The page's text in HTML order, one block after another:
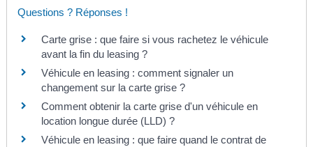
Questions ? Réponses !
Carte grise : que faire si vous rachetez le véhicule
avant la fin du leasing ?
Véhicule en leasing : comment signaler un
changement sur la carte grise ?
Comment obtenir la carte grise d'un véhicule en
location longue durée (LLD) ?
Véhicule en leasing : que faire quand le contrat de